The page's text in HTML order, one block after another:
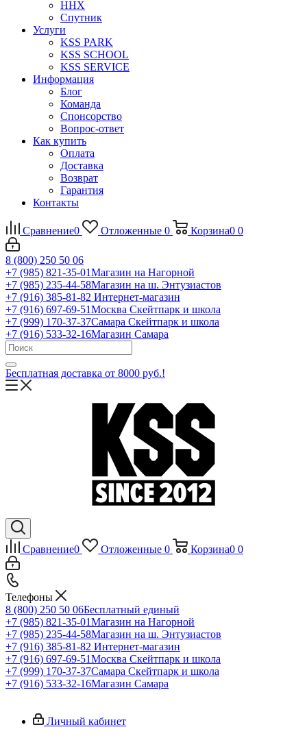
ННХ
Спутник
Услуги
KSS PARK
KSS SCHOOL
KSS SERVICE
Информация
Блог
Команда
Спонсорство
Вопрос-ответ
Как купить
Оплата
Доставка
Возврат
Гарантия
Контакты
Сравнение0 Отложенные 0 Корзина0 0
8 (800) 250 50 06
+7 (985) 821-35-01Магазин на Нагорной
+7 (985) 235-44-58Магазин на ш. Энтузиастов
+7 (916) 385-81-82 Интернет-магазин
+7 (916) 697-69-51Москва Скейтпарк и школа
+7 (999) 170-37-37Самара Скейтпарк и школа
+7 (916) 533-32-16Магазин Самара
Бесплатная доставка от 8000 руб.!
Сравнение0 Отложенные 0 Корзина0 0
Телефоны
8 (800) 250 50 06Бесплатный единый
+7 (985) 821-35-01Магазин на Нагорной
+7 (985) 235-44-58Магазин на ш. Энтузиастов
+7 (916) 385-81-82 Интернет-магазин
+7 (916) 697-69-51Москва Скейтпарк и школа
+7 (999) 170-37-37Самара Скейтпарк и школа
+7 (916) 533-32-16Магазин Самара
Личный кабинет